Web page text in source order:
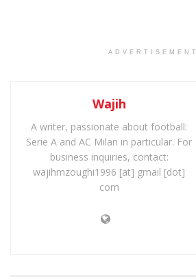
ADVERTISEMENT
Wajih
A writer, passionate about football:
Serie A and AC Milan in particular. For
business inquiries, contact:
wajihmzoughi1996 [at] gmail [dot]
com